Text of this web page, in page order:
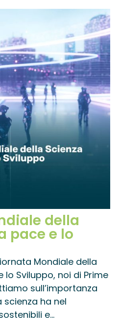
della
pace e lo
Mondiale della
lo Sviluppo, noi di Prime
sull’importanza
ha nel
e...